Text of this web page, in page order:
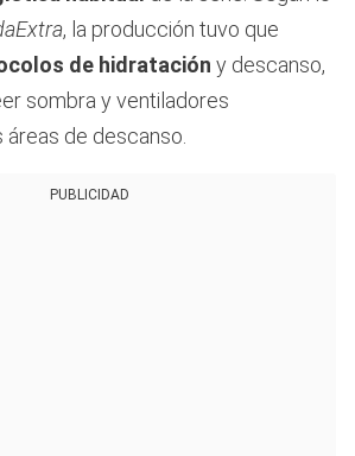
, la producción tuvo que
de hidratación y descanso,
sombra y ventiladores
áreas de descanso.
PUBLICIDAD